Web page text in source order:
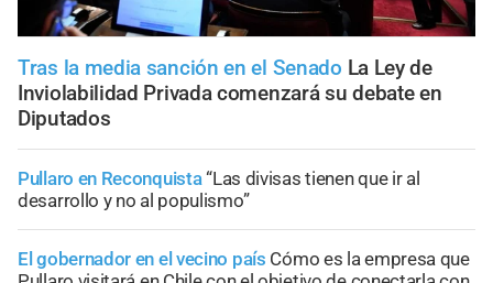
Tras la media sanción en el Senado La Ley de
Inviolabilidad Privada comenzará su debate en
Diputados
Pullaro en Reconquista“Las divisas tienen que ir al
desarrollo y no al populismo”
El gobernador en el vecino país Cómo es la empresa que